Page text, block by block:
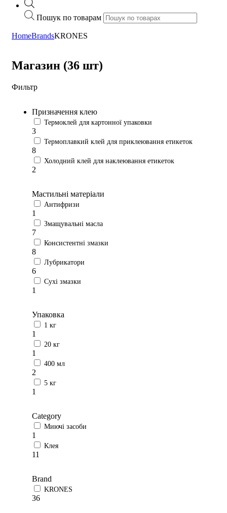
Пошук по товарам
HomeBrandsKRONES
Магазин (36 шт)
Фильтр
Призначення клею
Термоклей для картонної упаковки
3
Термоплавкий клей для приклеювання етикеток
8
Холодний клей для наклеювання етикеток
2
Мастильні матеріали
Антифризи
1
Змащувальні масла
7
Консистентні змазки
8
Лубрикатори
6
Сухі змазки
1
Упаковка
1 кг
1
20 кг
1
400 мл
2
5 кг
1
Category
Миючі засоби
1
Клея
11
Brand
KRONES
36